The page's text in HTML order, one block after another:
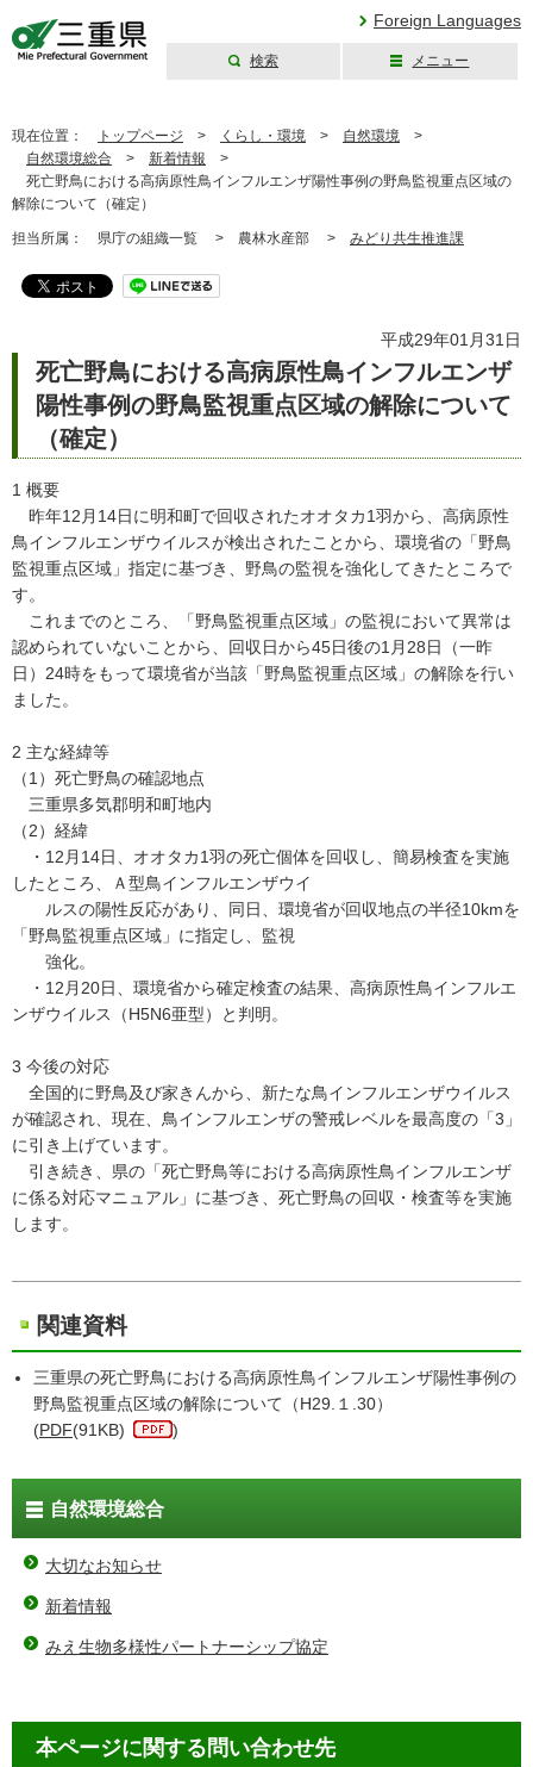
Foreign Languages
検索 メニュー
現在位置： トップページ > くらし・環境 > 自然環境 >
自然環境総合 > 新着情報 >
死亡野鳥における高病原性鳥インフルエンザ陽性事例の野鳥監視重点区域の
解除について（確定）
担当所属： 県庁の組織一覧 > 農林水産部 > みどり共生推進課
平成29年01月31日
死亡野鳥における高病原性鳥インフルエンザ
陽性事例の野鳥監視重点区域の解除について
（確定）
1 概要
昨年12月14日に明和町で回収されたオオタカ1羽から、高病原性
鳥インフルエンザウイルスが検出されたことから、環境省の「野鳥
監視重点区域」指定に基づき、野鳥の監視を強化してきたところで
す。
これまでのところ、「野鳥監視重点区域」の監視において異常は
認められていないことから、回収日から45日後の1月28日（一昨
日）24時をもって環境省が当該「野鳥監視重点区域」の解除を行い
ました。
2 主な経緯等
（1）死亡野鳥の確認地点
三重県多気郡明和町地内
（2）経緯
・12月14日、オオタカ1羽の死亡個体を回収し、簡易検査を実施
したところ、Ａ型鳥インフルエンザウイ
ルスの陽性反応があり、同日、環境省が回収地点の半径10kmを
「野鳥監視重点区域」に指定し、監視
強化。
・12月20日、環境省から確定検査の結果、高病原性鳥インフルエ
ンザウイルス（H5N6亜型）と判明。
3 今後の対応
全国的に野鳥及び家きんから、新たな鳥インフルエンザウイルス
が確認され、現在、鳥インフルエンザの警戒レベルを最高度の「3」
に引き上げています。
引き続き、県の「死亡野鳥等における高病原性鳥インフルエンザ
に係る対応マニュアル」に基づき、死亡野鳥の回収・検査等を実施
します。
関連資料
三重県の死亡野鳥における高病原性鳥インフルエンザ陽性事例の
野鳥監視重点区域の解除について（H29.１.30）
(PDF(91KB) )
自然環境総合
大切なお知らせ
新着情報
みえ生物多様性パートナーシップ協定
本ページに関する問い合わせ先